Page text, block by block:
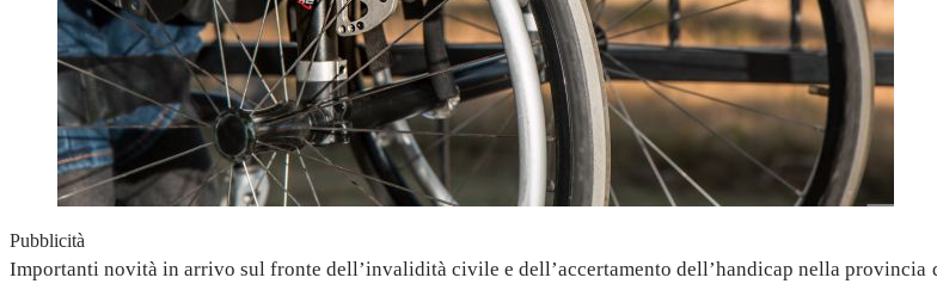
Pubblicità
Importanti novità in arrivo sul fronte dell’invalidità civile e dell’accertamento dell’handicap nella